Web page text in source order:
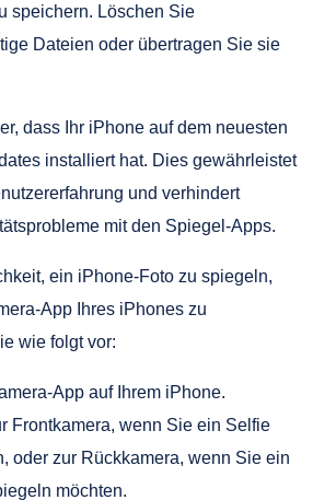
speichern. Löschen Sie
Dateien oder übertragen Sie sie
dass Ihr iPhone auf dem neuesten
installiert hat. Dies gewährleistet
und verhindert
mit den Spiegel-Apps.
ein iPhone-Foto zu spiegeln,
App Ihres iPhones zu
wie folgt vor:
App auf Ihrem iPhone.
Frontkamera, wenn Sie ein Selfie
oder zur Rückkamera, wenn Sie ein
möchten.